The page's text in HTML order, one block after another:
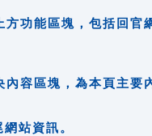
能區塊，包括回官網
區塊，為本頁主要內
站資訊。